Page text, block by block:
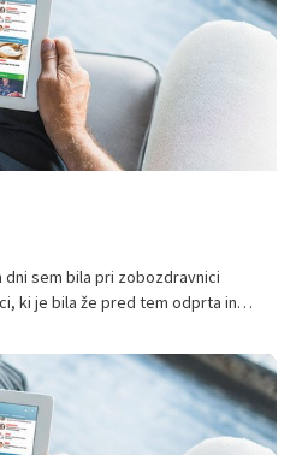
sem bila pri zobozdravnici
ki je bila že pred tem odprta in